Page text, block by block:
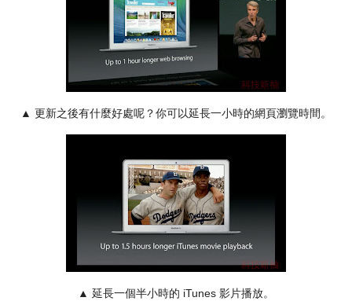
▲ 更新之後有什麼好處呢？你可以延長一小時的網頁瀏覽時間。
▲ 延長一個半小時的 iTunes 影片播放。